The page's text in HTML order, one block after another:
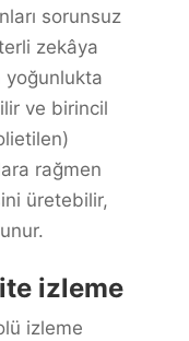
sorunsuz
zekâya
yoğunlukta
ve birincil
rağmen
üretebilir,
izleme
izleme